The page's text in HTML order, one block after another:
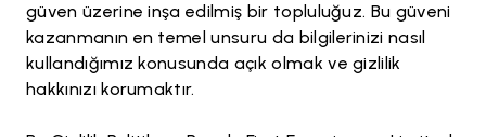
güven üzerine inşa edilmiş bir topluluğuz. Bu güveni
kazanmanın en temel unsuru da bilgilerinizi nasıl
kullandığımız konusunda açık olmak ve gizlilik
hakkınızı korumaktır.